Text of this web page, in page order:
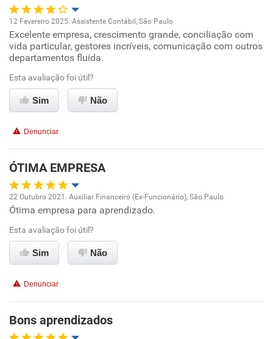
Oportunidade de promoção
Conciliação com a vida familiar
12 Fevereiro 2025. Assistente Contábil, São Paulo
Excelente empresa, crescimento grande, conciliação com
vida particular, gestores incríveis, comunicação com outros
departamentos fluída.
Esta avaliação foi útil?
Sim Não
Denunciar
ÓTIMA EMPRESA
Oportunidade de promoção
Ambiente de trabalho
Benefícios
Recomenda esta empresa
22 Outubro 2021. Auxiliar Financeiro (Ex-Funcionário), São Paulo
Ótima empresa para aprendizado.
Esta avaliação foi útil?
Sim Não
Denunciar
Bons aprendizados